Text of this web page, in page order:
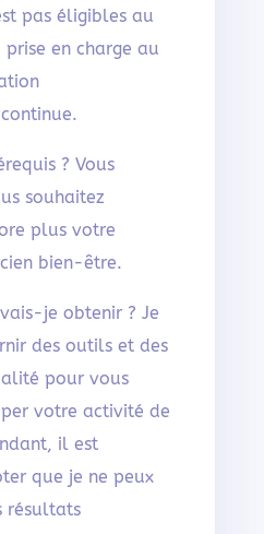
pas éligibles au
prise en charge au
? Vous
souhaitez
plus votre
bien-être.
je obtenir ? Je
des outils et des
pour vous
votre activité de
il est
que je ne peux
résultats